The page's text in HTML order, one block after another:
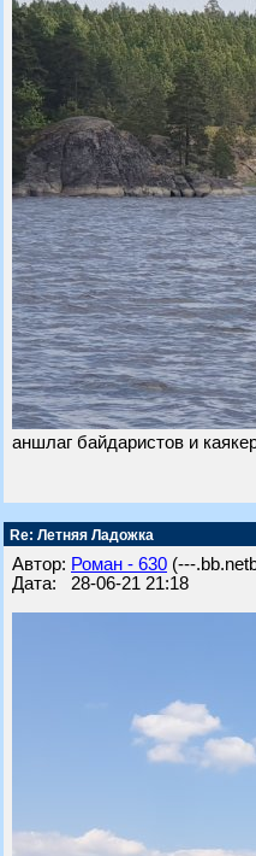
аншлаг байдаристов и
Re: Летняя Ладожка
Автор: Роман - 630 (---
Дата: 28-06-21 21:18